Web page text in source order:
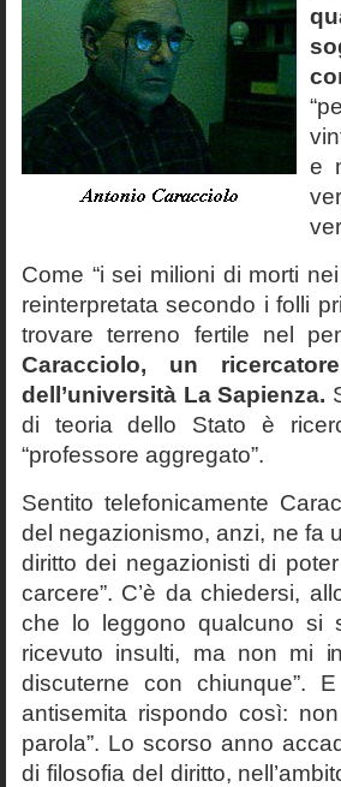
e
Come “i sei milioni di morti
reinterpretata secondo i folli
trovare terreno fertile nel
Caracciolo, un
dell’università La Sapienza.
di teoria dello Stato è
“professore aggregato”.
Sentito telefonicamente
del negazionismo, anzi, ne fa
diritto dei negazionisti di
carcere”. C’è da chiedersi,
che lo leggono qualcuno si
ricevuto insulti, ma non mi
discuterne con chiunque”.
antisemita rispondo così:
parola”. Lo scorso anno
di filosofia del diritto,